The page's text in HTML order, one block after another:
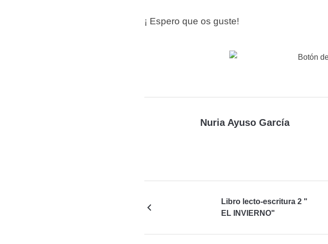
¡ Espero que os guste!
Nuria Ayuso García
Libro lecto-escritura 2 "
EL INVIERNO"